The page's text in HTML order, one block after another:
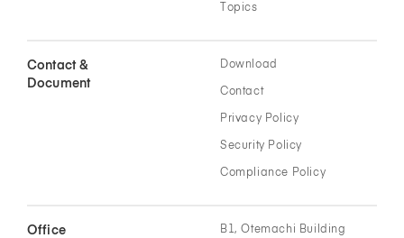
Topics
Contact &
Document
Download
Contact
Privacy Policy
Security Policy
Compliance Policy
Office
B1, Otemachi Building